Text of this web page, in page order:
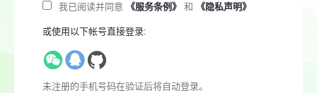
我已阅读并同意 《服务条例》 和 《隐私声明》
或使用以下帐号直接登录:
未注册的手机号码在验证后将自动登录。